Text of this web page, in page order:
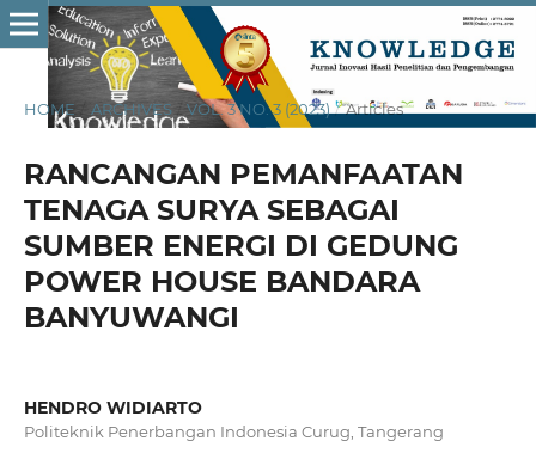
HOME ARCHIVES / VOL. 3 NO. 3 (2023) / Articles
RANCANGAN PEMANFAATAN
TENAGA SURYA SEBAGAI
SUMBER ENERGI DI GEDUNG
POWER HOUSE BANDARA
BANYUWANGI
HENDRO WIDIARTO
Politeknik Penerbangan Indonesia Curug, Tangerang